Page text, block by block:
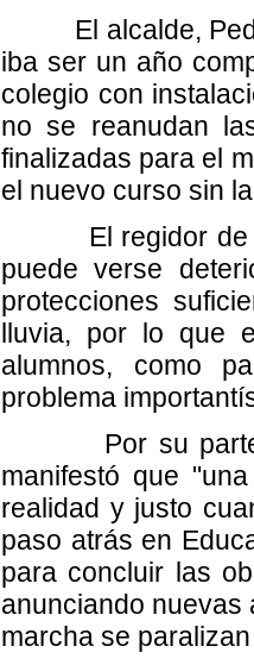
El alcalde, Pedro
iba ser un año
colegio con
no se reanudan
finalizadas para el
el nuevo curso sin
El regidor de
puede verse
protecciones
lluvia, por lo que
alumnos, como
problema
Por su parte,
manifestó que
realidad y justo
paso atrás en
para concluir las
anunciando nuevas
marcha se